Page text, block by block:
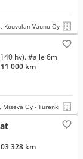
Kouvolan Vaunu Oy
hv). #alle 6m
000 km
Miseva Oy - Turenki
328 km